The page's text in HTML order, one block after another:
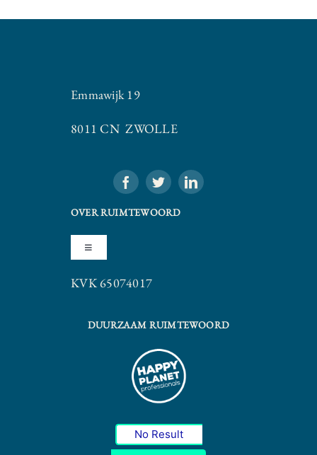
Emmawijk 19
8011 CN ZWOLLE
OVER RUIMTEWOORD
Toggle
Navigation
Algemene VoorwaardenKVK 65074017
DUURZAAM RUIMTEWOORD
No Result